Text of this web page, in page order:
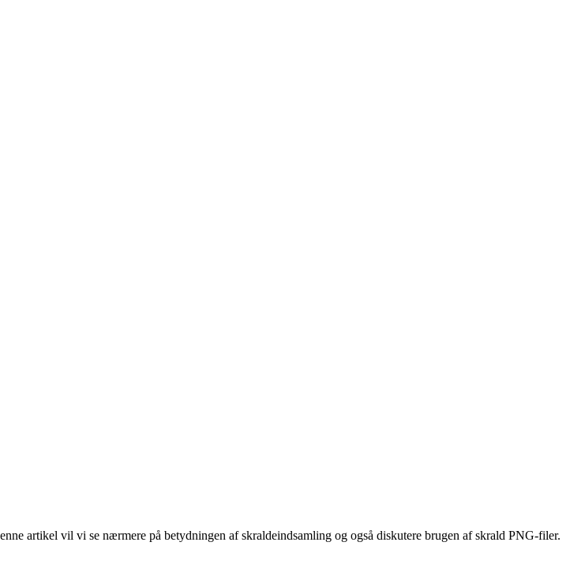
artikel vil vi se nærmere på betydningen af skraldeindsamling og også diskutere brugen af skrald PNG-filer.